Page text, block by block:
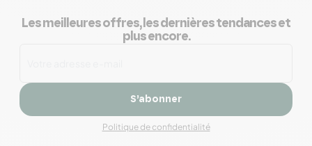
Les meilleures offres, les dernières tendances et
plus encore.
S’abonner
Politique de confidentialité